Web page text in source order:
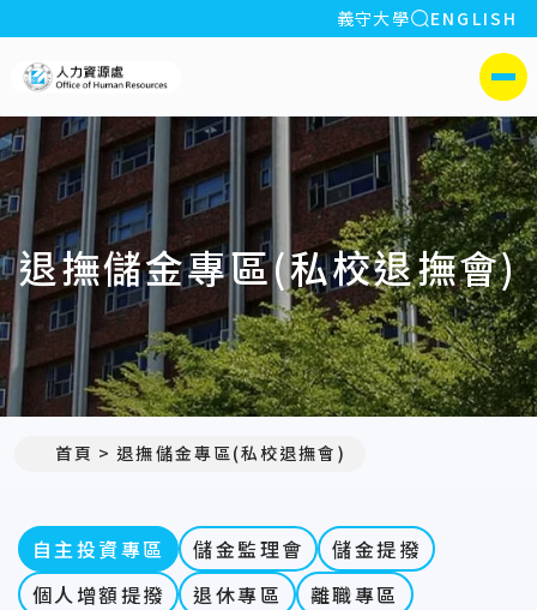
:::
義守大學 全站搜索
ENGLISH
側選單
退撫儲金專區(私校退撫會)
首頁 退撫儲金專區(私校退撫會)
自主投資專區 儲金監理會
儲金提撥
個人增額提撥
退休專區
離職專區